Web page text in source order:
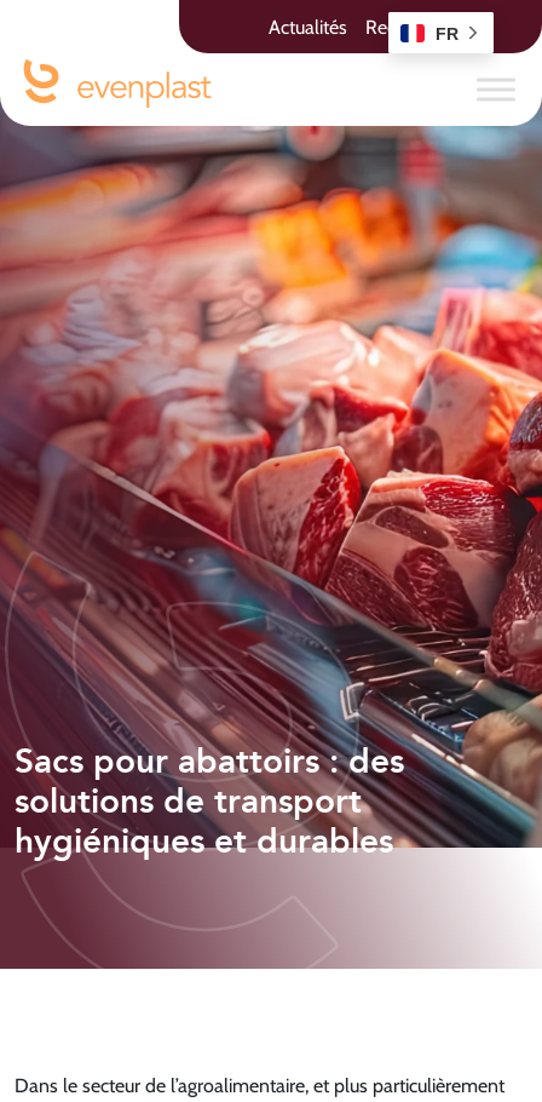
Actualités Recrutement
Sacs pour abattoirs : des
solutions de transport
hygiéniques et durables
Dans le secteur de l’agroalimentaire, et plus particulièrement
FR